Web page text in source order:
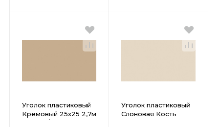
Уголок пластиковый
Кремовый 25х25 2,7м
У25 010/КРМ
Уголок пластиковый
Слоновая Кость